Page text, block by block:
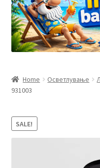
Homepage
Privacy Policy
Контакт
Корисничка подршка
Home Осветлување
931003
SALE!